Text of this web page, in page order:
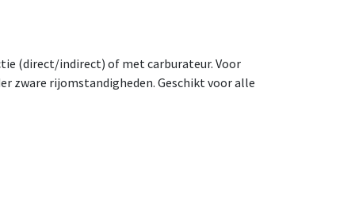
(direct/indirect) of met carburateur. Voor
zware rijomstandigheden. Geschikt voor alle